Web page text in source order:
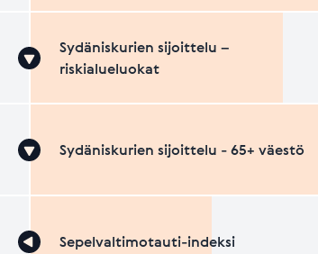
Sydäniskurien sijoittelu –
riskialueluokat
Sydäniskurien sijoittelu - 65+ väestö
Sepelvaltimotauti-indeksi